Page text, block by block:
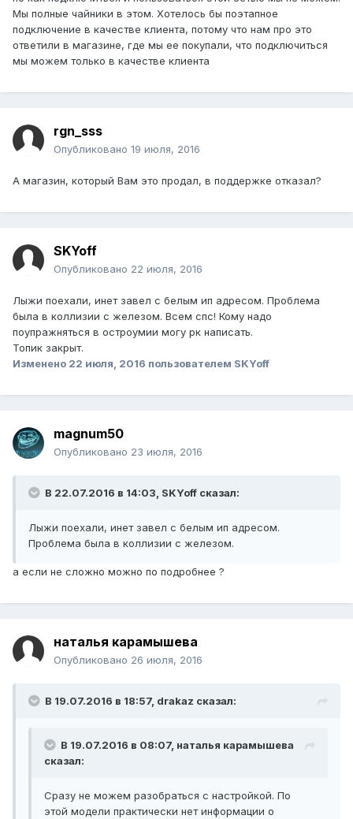
Мы полные чайники в этом. Хотелось бы поэтапное
подключение в качестве клиента, потому что нам про это
ответили в магазине, где мы ее покупали, что подключиться
мы можем только в качестве клиента
rgn_sss
Опубликовано 19 июля, 2016
А магазин, который Вам это продал, в поддержке отказал?
SKYoff
Опубликовано 22 июля, 2016
Лыжи поехали, инет завел с белым ип адресом. Проблема
была в коллизии с железом. Всем спс! Кому надо
поупражняться в остроумии могу рк написать.
Топик закрыт.
Изменено 22 июля, 2016 пользователем SKYoff
magnum50
Опубликовано 23 июля, 2016
В 22.07.2016 в 14:03, SKYoff сказал:
Лыжи поехали, инет завел с белым ип адресом.
Проблема была в коллизии с железом.
а если не сложно можно по подробнее ?
наталья карамышева
Опубликовано 26 июля, 2016
В 19.07.2016 в 18:57, drakaz сказал:
В 19.07.2016 в 08:07, наталья карамышева
сказал:
Сразу не можем разобраться с настройкой. По
этой модели практически нет информации о